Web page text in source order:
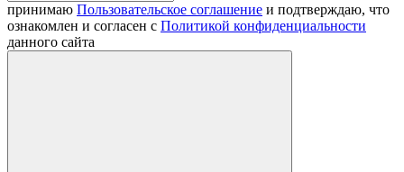
принимаю Пользовательское соглашение и подтверждаю, что
ознакомлен и согласен с Политикой конфиденциальности
данного сайта